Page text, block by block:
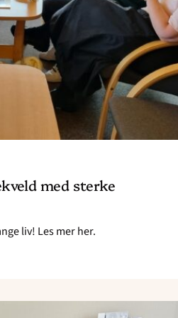
med sterke
liv! Les mer her.